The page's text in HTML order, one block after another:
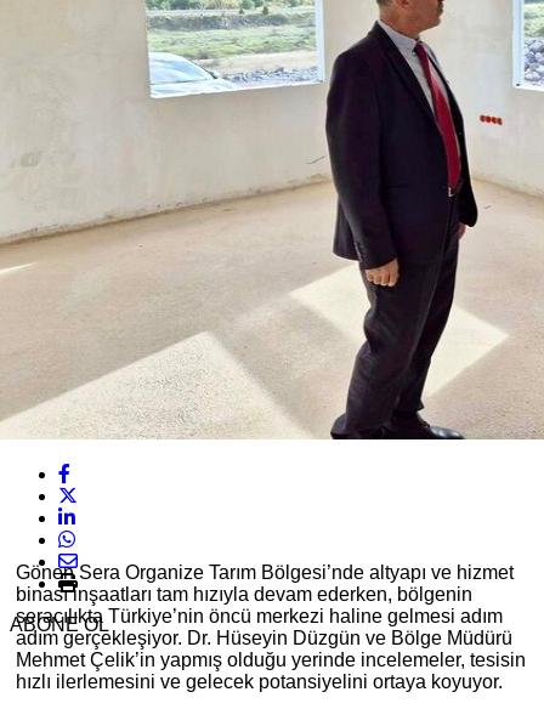
ABONE OL
Gönen Sera Organize Tarım Bölgesi’nde altyapı ve hizmet
binası inşaatları tam hızıyla devam ederken, bölgenin
seracılıkta Türkiye’nin öncü merkezi haline gelmesi adım
adım gerçekleşiyor. Dr. Hüseyin Düzgün ve Bölge Müdürü
Mehmet Çelik’in yapmış olduğu yerinde incelemeler, tesisin
hızlı ilerlemesini ve gelecek potansiyelini ortaya koyuyor.